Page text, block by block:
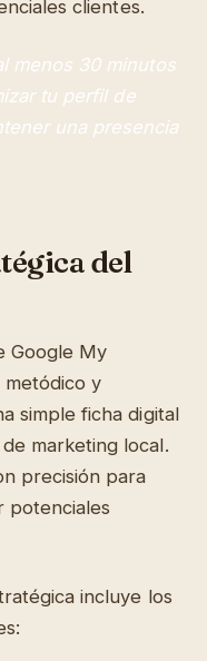
clientes.
menos 30 minutos
tu perfil de
una presencia
del
Google My
y
simple ficha digital
marketing local.
precisión para
potenciales
incluye los